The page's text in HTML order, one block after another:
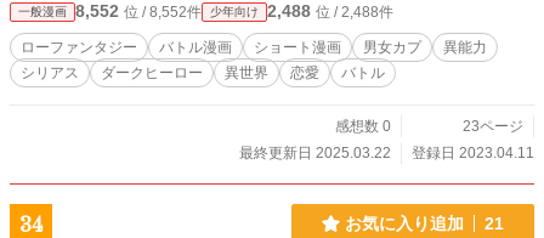
一般漫画 8,552 位 / 8,552件 少年向け 2,488 位 / 2,488件
ローファンタジー バトル漫画 ショート漫画 男女カプ
異能力
シリアス
ダークヒーロー 異世界 恋愛 バトル
感想数 0
23ページ
最終更新日 2025.03.22
登録日 2023.04.11
34 お気に入り追加 21